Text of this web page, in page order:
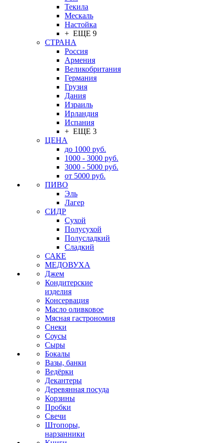
Текила
Мескаль
Настойка
+ ЕЩЕ 9
СТРАНА
Россия
Армения
Великобритания
Германия
Грузия
Дания
Израиль
Ирландия
Испания
+ ЕЩЕ 3
ЦЕНА
до 1000 руб.
1000 - 3000 руб.
3000 - 5000 руб.
от 5000 руб.
ПИВО
Эль
Лагер
СИДР
Сухой
Полусухой
Полусладкий
Сладкий
САКЕ
МЕДОВУХА
Джем
Кондитерские
изделия
Консервация
Масло оливковое
Мясная гастрономия
Снеки
Соусы
Сыры
Бокалы
Вазы, банки
Ведёрки
Декантеры
Деревянная посуда
Корзины
Пробки
Свечи
Штопоры,
нарзанники